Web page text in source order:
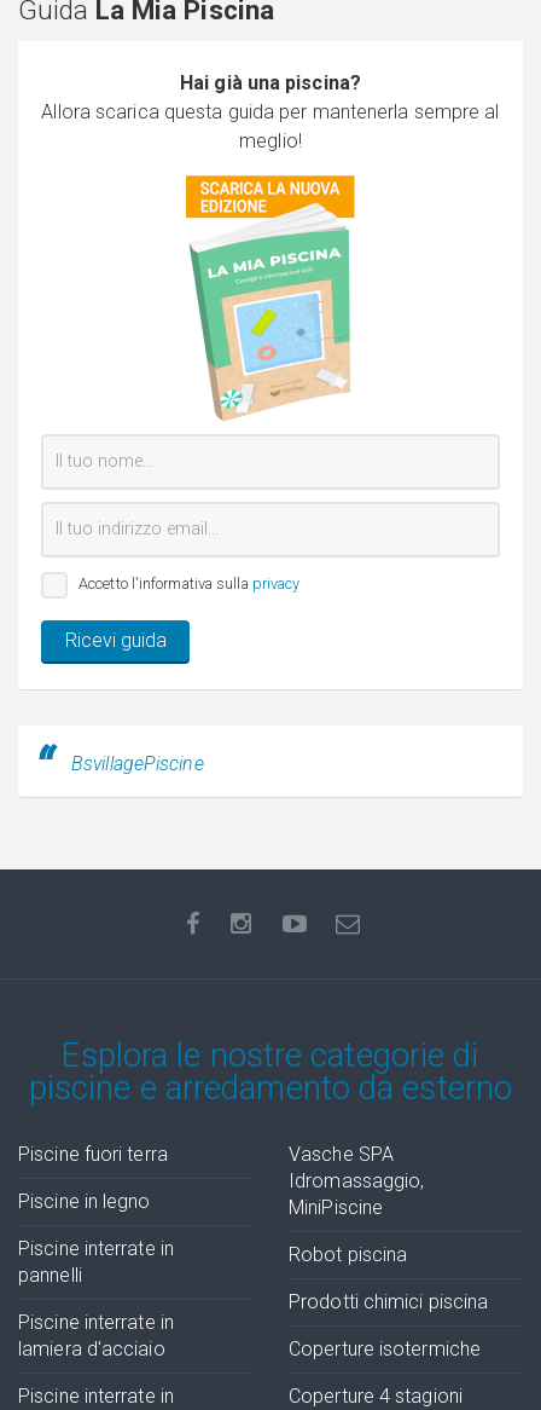
Guida La Mia Piscina
Hai già una piscina?
Allora scarica questa guida per mantenerla sempre al
meglio!
Accetto l'informativa sulla privacy
Ricevi guida
BsvillagePiscine
Esplora le nostre categorie di
piscine e arredamento da esterno
Piscine fuori terra
Piscine in legno
Piscine interrate in
pannelli
Piscine interrate in
lamiera d'acciaio
Piscine interrate in
Vasche SPA
Idromassaggio,
MiniPiscine
Robot piscina
Prodotti chimici piscina
Coperture isotermiche
Coperture 4 stagioni